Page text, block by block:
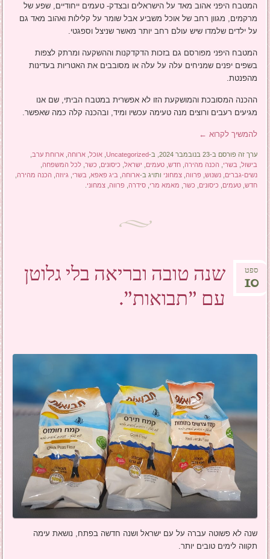
המטבח היפני אהוב מאד על הישראלים ובצדק- טעמים ייחודיים, שפע של
מרקמים, מגוון רחב של אוכל משביע אבל שומר על קלילות ואהוב מאד גם
על ילדים שלמדו שיש עולם רחב יותר מאשר שניצל וספגטי.
המטבח היפני מפורסם גם בזכות הדקדקנות וההשקעה ומרתק לצפות
בשפים יפנים שמניחים עלה על עלה או מסובבים את האטריות בעדינות
מהפנטת.
ההכנה המסובכת והמושקעת הזו לא אפשרית במטבח הביתי, שם אנו
מגיעים רעבים ורוצים מנה טעימה עכשיו ומיד, ובהכנה קלה כמה שאפשר.
להמשיך לקרוא ←
ערך זה פורסם ב-23 בנובמבר 2024, ב- Uncategorized
,אוכל ,ארוחה ,ארוחת ערב
בישול בשרי הכנה מהירה ,חדש ,טעמים ישראל כיסונים כשר ,לכל המשפחה
נשים-גברים ,נשנוש פרווה ,צמחוני ותויג ב-ארוחה ביג פאפא בשרי גיוזה הכנה מהירה
חדש ,טעמים כיסונים כשר מאמא מרי ,סידרה פרווה ,צמחוני
שנה טובה ובריאה בלי גלוטן
עם "תבואות".
ספט
10
שנה לא פשוטה עברה על עם ישראל ושנה חדשה בפתח, נושאת עימה
תקווה לימים טובים יותר.